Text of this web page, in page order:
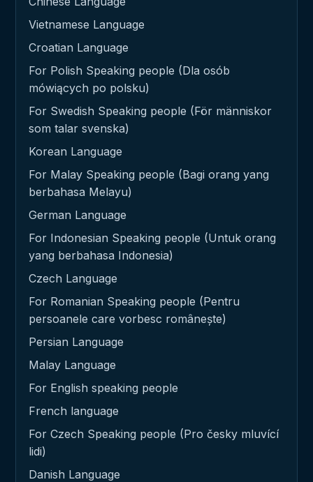
Vietnamese Language
Croatian Language
For Polish Speaking people (Dla osób
mówiących po polsku)
For Swedish Speaking people (För människor
som talar svenska)
Korean Language
For Malay Speaking people (Bagi orang yang
berbahasa Melayu)
German Language
For Indonesian Speaking people (Untuk orang
yang berbahasa Indonesia)
Czech Language
For Romanian Speaking people (Pentru
persoanele care vorbesc românește)
Persian Language
Malay Language
For English speaking people
French language
For Czech Speaking people (Pro česky mluvící
lidi)
Danish Language